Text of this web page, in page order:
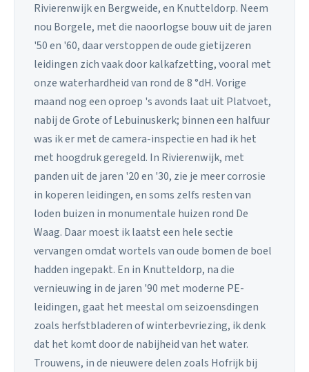
Rivierenwijk en Bergweide, en Knutteldorp. Neem
nou Borgele, met die naoorlogse bouw uit de jaren
'50 en '60, daar verstoppen de oude gietijzeren
leidingen zich vaak door kalkafzetting, vooral met
onze waterhardheid van rond de 8 °dH. Vorige
maand nog een oproep 's avonds laat uit Platvoet,
nabij de Grote of Lebuinuskerk; binnen een halfuur
was ik er met de camera-inspectie en had ik het
met hoogdruk geregeld. In Rivierenwijk, met
panden uit de jaren '20 en '30, zie je meer corrosie
in koperen leidingen, en soms zelfs resten van
loden buizen in monumentale huizen rond De
Waag. Daar moest ik laatst een hele sectie
vervangen omdat wortels van oude bomen de boel
hadden ingepakt. En in Knutteldorp, na die
vernieuwing in de jaren '90 met moderne PE-
leidingen, gaat het meestal om seizoensdingen
zoals herfstbladeren of winterbevriezing, ik denk
dat het komt door de nabijheid van het water.
Trouwens, in de nieuwere delen zoals Hofrijk bij